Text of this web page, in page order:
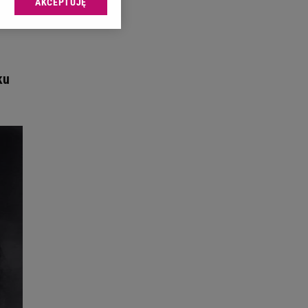
sp. z o.o., jej
celów identyfikacji.
reklam i treści,